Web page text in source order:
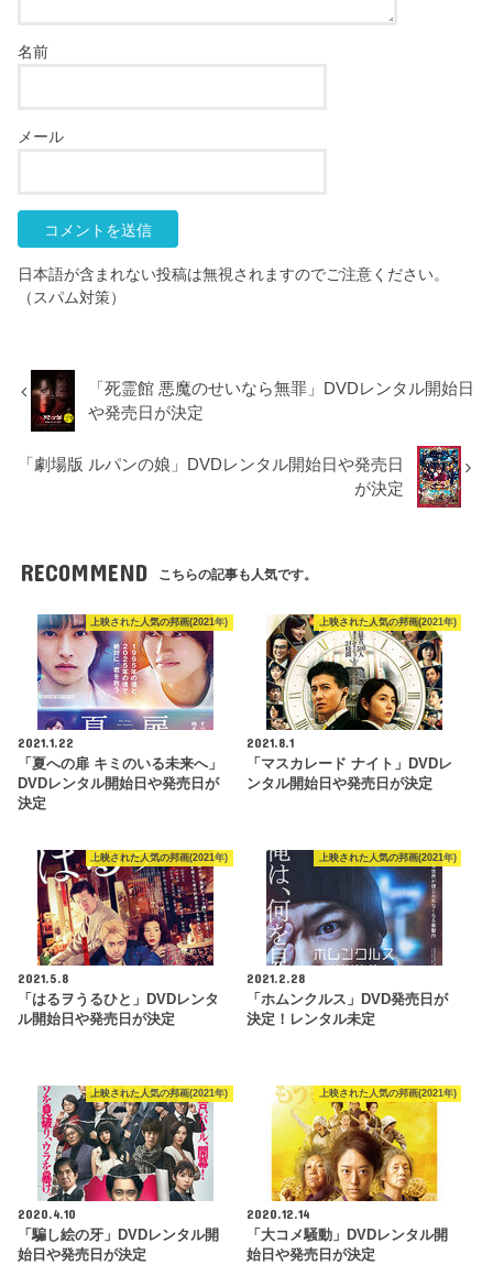
名前
メール
日本語が含まれない投稿は無視されますのでご注意ください。
（スパム対策）
「死霊館 悪魔のせいなら無罪」DVDレンタル開始日
や発売日が決定
「劇場版 ルパンの娘」DVDレンタル開始日や発売日
が決定
RECOMMEND こちらの記事も人気です。
上映された人気の邦画(2021年)
2021.1.22
「夏への扉 キミのいる未来へ」
DVDレンタル開始日や発売日が
決定
上映された人気の邦画(2021年)
2021.8.1
「マスカレード ナイト」DVDレ
ンタル開始日や発売日が決定
上映された人気の邦画(2021年)
2021.5.8
「はるヲうるひと」DVDレンタ
ル開始日や発売日が決定
上映された人気の邦画(2021年)
2021.2.28
「ホムンクルス」DVD発売日が
決定！レンタル未定
上映された人気の邦画(2021年)
2020.4.10
「騙し絵の牙」DVDレンタル開
始日や発売日が決定
上映された人気の邦画(2021年)
2020.12.14
「大コメ騒動」DVDレンタル開
始日や発売日が決定